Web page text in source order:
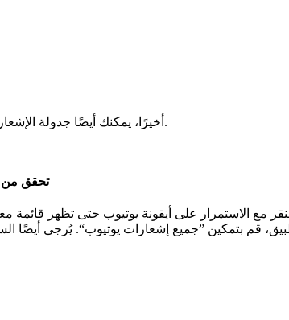
أخيرًا، يمكنك أيضًا جدولة الإشعارات لأوقات محددة أو على الفور.
تحقق من